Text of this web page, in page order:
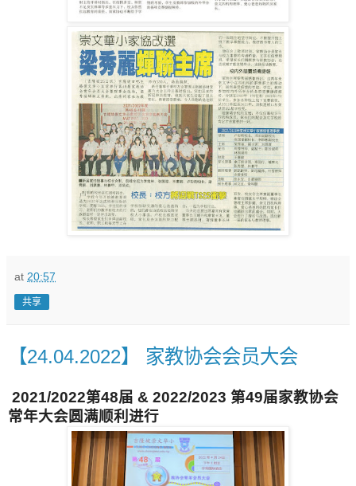
at 20:57
共享
【24.04.2022】 家教协会会员大会
2021/2022第48届 & 2022/2023 第49届家教协会
常年大会圆满顺利进行